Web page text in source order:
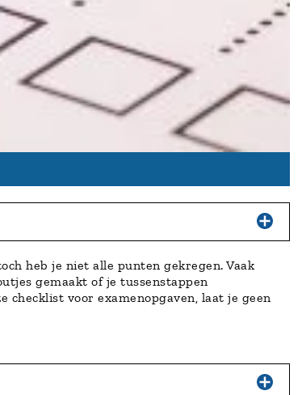
heb je niet alle punten gekregen. Vaak
gemaakt of je tussenstappen
voor examenopgaven, laat je geen